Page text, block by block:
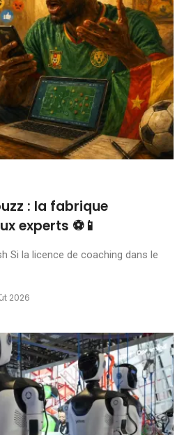
: la fabrique
experts ⚽📱
Si la licence de coaching dans le
2026